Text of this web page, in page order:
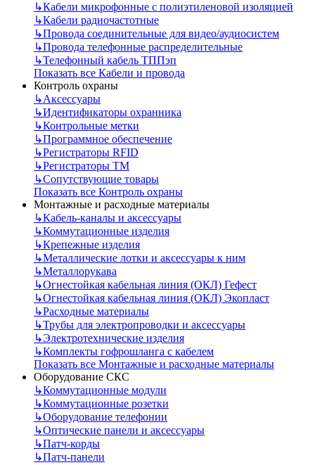
↳Кабели микрофонные с полиэтиленовой изоляцией
↳Кабели радиочастотные
↳Провода соединительные для видео/аудиосистем
↳Провода телефонные распределительные
↳Телефонный кабель ТППэп
Показать все Кабели и провода
Контроль охраны
↳Аксессуары
↳Идентификаторы охранника
↳Контрольные метки
↳Программное обеспечение
↳Регистраторы RFID
↳Регистраторы ТМ
↳Сопутствующие товары
Показать все Контроль охраны
Монтажные и расходные материалы
↳Кабель-каналы и аксессуары
↳Коммутационные изделия
↳Крепежные изделия
↳Металлические лотки и аксессуары к ним
↳Металлорукава
↳Огнестойкая кабельная линия (ОКЛ) Гефест
↳Огнестойкая кабельная линия (ОКЛ) Экопласт
↳Расходные материалы
↳Трубы для электропроводки и аксессуары
↳Электротехнические изделия
↳Комплекты гофрошланга с кабелем
Показать все Монтажные и расходные материалы
Оборудование СКС
↳Коммутационные модули
↳Коммутационные розетки
↳Оборудование телефонии
↳Оптические панели и аксессуары
↳Патч-корды
↳Патч-панели